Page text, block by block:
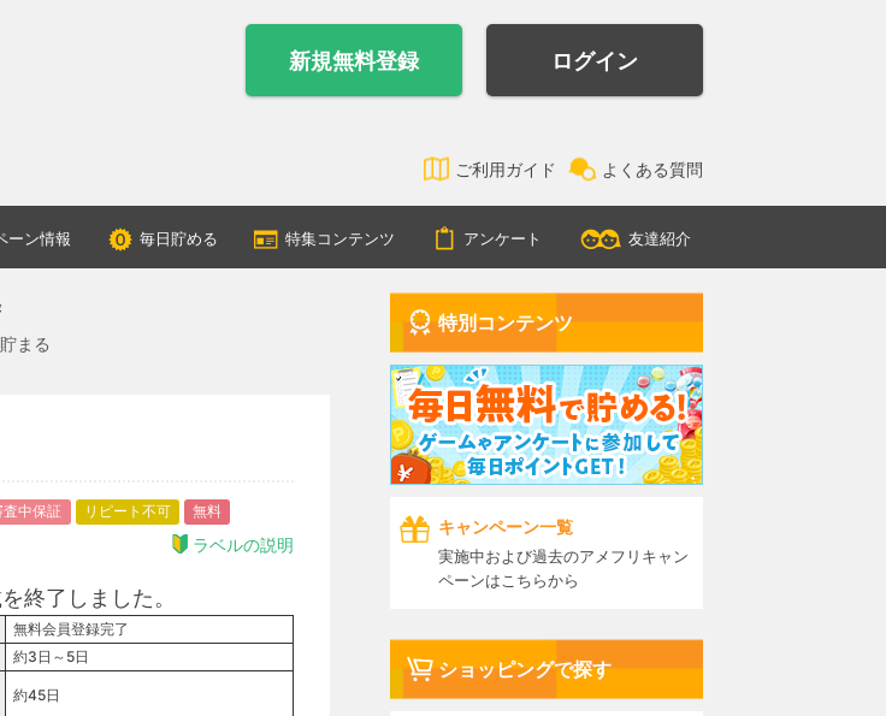
新規無料登録 ログイン
ご利用ガイド よくある質問
ーン情報 毎日貯める 特集コンテンツ アンケート 友達紹介
まる
査中保証 リピート不可 無料
ラベルの説明
終了しました。
無料会員登録完了
約3日～5日
約45日
特別コンテンツ
キャンペーン一覧
実施中および過去のアメフリキャン
ペーンはこちらから
ショッピングで探す